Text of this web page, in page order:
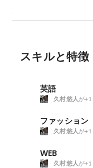
スキルと特徴
英語
久村 悠人が+1
ファッション
久村 悠人が+1
WEB
久村 悠人が+1